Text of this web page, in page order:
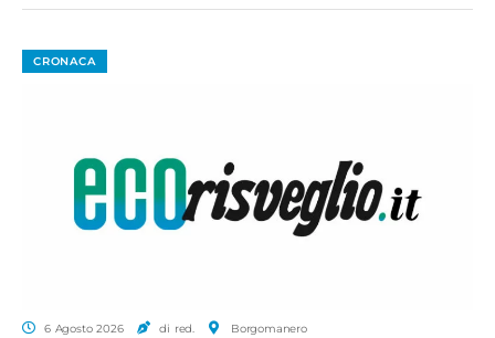
CRONACA
6 Agosto 2026 di red. Borgomanero